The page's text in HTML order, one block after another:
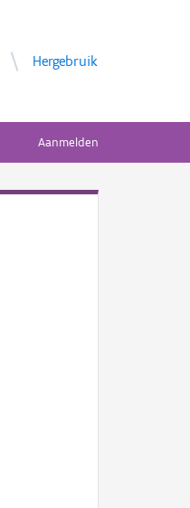
Hergebruik
Aanmelden